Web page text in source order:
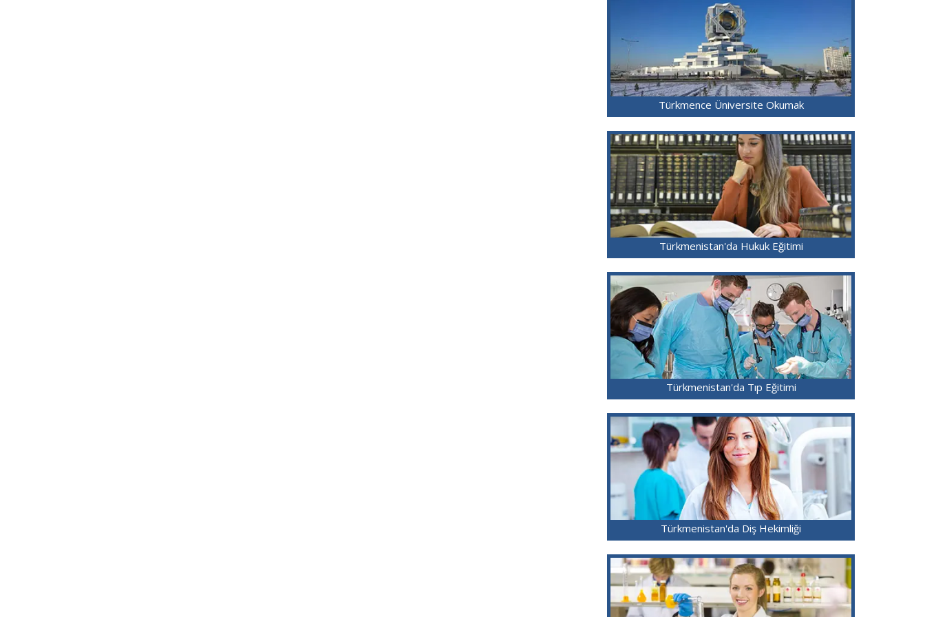
Türkmence Üniversite Okumak
Türkmenistan'da Hukuk Eğitimi
Türkmenistan'da Tıp Eğitimi
Türkmenistan'da Diş Hekimliği